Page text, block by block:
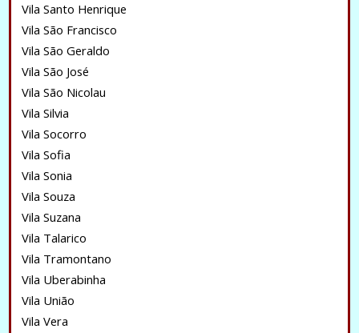
Vila Santo Henrique
Vila São Francisco
Vila São Geraldo
Vila São José
Vila São Nicolau
Vila Silvia
Vila Socorro
Vila Sofia
Vila Sonia
Vila Souza
Vila Suzana
Vila Talarico
Vila Tramontano
Vila Uberabinha
Vila União
Vila Vera